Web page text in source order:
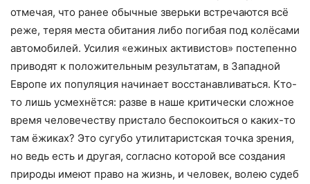
отмечая, что ранее обычные зверьки встречаются всё
реже, теряя места обитания либо погибая под колёсами
автомобилей. Усилия «ежиных активистов» постепенно
приводят к положительным результатам, в Западной
Европе их популяция начинает восстанавливаться. Кто-
то лишь усмехнётся: разве в наше критически сложное
время человечеству пристало беспокоиться о каких-то
там ёжиках? Это сугубо утилитаристская точка зрения,
но ведь есть и другая, согласно которой все создания
природы имеют право на жизнь, и человек, волею судеб